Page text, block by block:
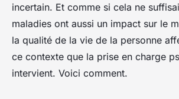
dégénératives?
incertain. Et comme si cela ne
maladies ont aussi un impact sur le
la qualité de la vie de la personne
ce contexte que la prise en charge
intervient. Voici comment.